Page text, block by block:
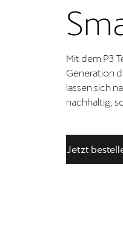
Mit dem P3
Generation
lassen sich
nachhaltig,
Jetzt